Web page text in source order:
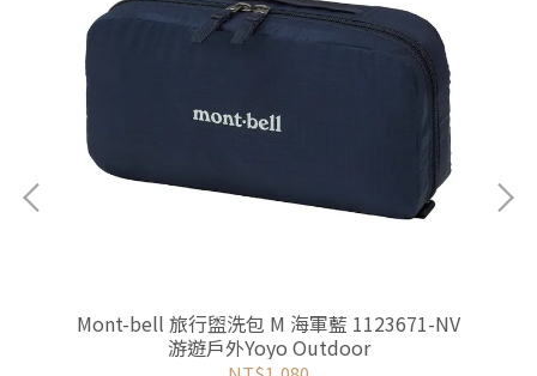
Mont-bell 旅行盥洗包 M 海軍藍 1123671-NV
游遊戶外Yoyo Outdoor